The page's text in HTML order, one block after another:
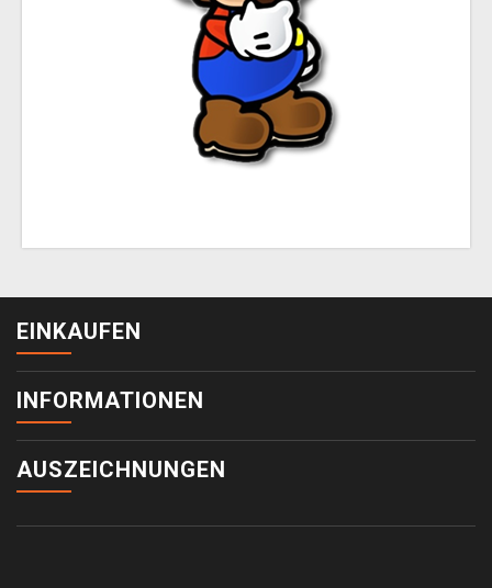
EINKAUFEN
INFORMATIONEN
AUSZEICHNUNGEN